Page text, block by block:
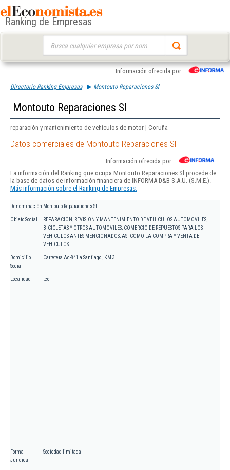
Ranking de Empresas
Información ofrecida por
Directorio Ranking Empresas Montouto Reparaciones Sl
Montouto Reparaciones Sl
reparación y mantenimiento de vehículos de motor | Coruña
Datos comerciales de Montouto Reparaciones Sl
Información ofrecida por
La información del Ranking que ocupa Montouto Reparaciones Sl procede de
la base de datos de información financiera de INFORMA D&B S.A.U. (S.M.E.).
Más información sobre el Ranking de Empresas.
Denominación Montouto Reparaciones Sl
Objeto Social
REPARACION, REVISION Y MANTENIMIENTO DE VEHICULOS AUTOMOVILES,
BICICLETAS Y OTROS AUTOMOVILES; COMERCIO DE REPUESTOS PARA LOS
VEHICULOS ANTES MENCIONADOS; ASI COMO LA COMPRA Y VENTA DE
VEHICULOS
Domicilio
Social
Carretera Ac-841 a Santiago , KM 3
Localidad teo
Forma
Jurídica
Sociedad limitada